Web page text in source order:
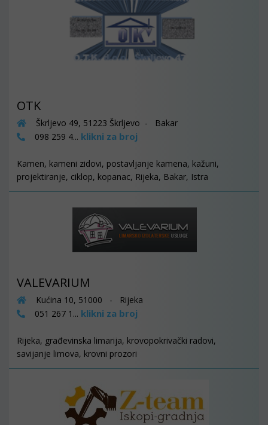
OTK
Škrljevo 49, 51223 Škrljevo - Bakar
098 259 4... klikni za broj
Kamen, kameni zidovi, postavljanje kamena, kažuni,
projektiranje, ciklop, kopanac, Rijeka, Bakar, Istra
VALEVARIUM
Kućina 10, 51000 - Rijeka
051 267 1... klikni za broj
Rijeka, građevinska limarija, krovopokrivački radovi,
savijanje limova, krovni prozori